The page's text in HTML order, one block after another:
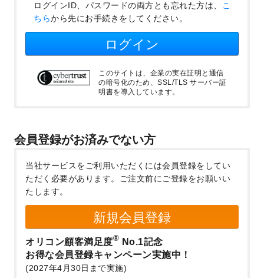
ログインID、パスワードの両方とも忘れた方は、 こ
ちらから先にお手続きをしてください。
ログイン
このサイトは、企業の実在証明と通信
の暗号化のため、SSL/TLS サーバー証
明書を導入しています。
会員登録がお済みでない方
当社サービスをご利用いただくには会員登録をしてい
ただく必要があります。
ご注文前にご登録をお願いい
たします。
新規会員登録
オリコン顧客満足度® No.1記念
お得な会員登録キャンペーン実施中！
(2027年4月30日まで実施)